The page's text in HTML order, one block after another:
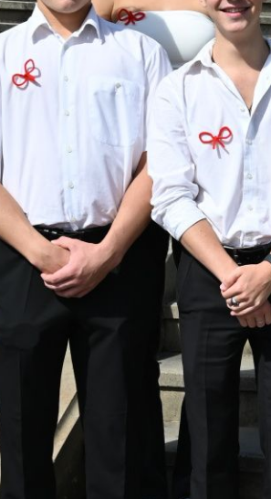
2026/2027
zkoušky
aktivity
diváků
knihovna
Herold
kroužek
školy
tým
spolupráce
do Polska
do Německa
zájezd do Španělska